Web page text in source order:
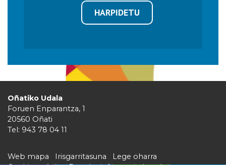
HARPIDETU
Oñatiko Udala
Foruen Enparantza, 1
20560 Oñati
Tel: 943 78 04 11
Web mapa Irisgarritasuna
Lege oharra